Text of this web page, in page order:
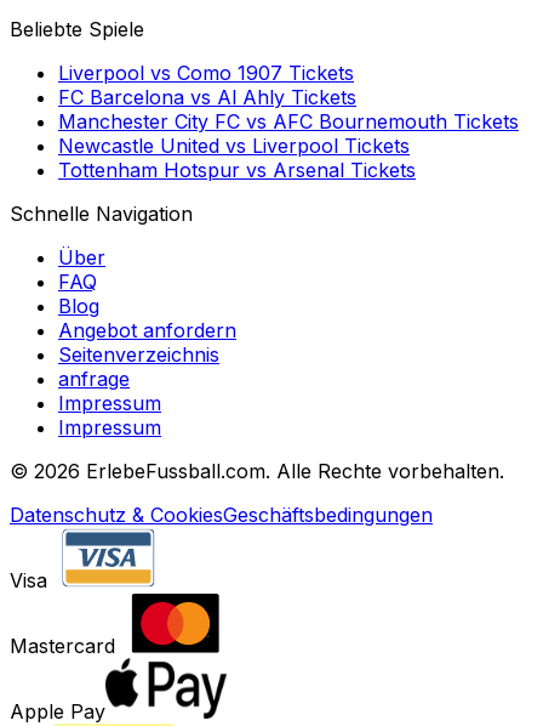
Beliebte Spiele
Liverpool vs Como 1907 Tickets
FC Barcelona vs Al Ahly Tickets
Manchester City FC vs AFC Bournemouth Tickets
Newcastle United vs Liverpool Tickets
Tottenham Hotspur vs Arsenal Tickets
Schnelle Navigation
Über
FAQ
Blog
Angebot anfordern
Seitenverzeichnis
anfrage
Impressum
Impressum
© 2026 ErlebeFussball.com. Alle Rechte vorbehalten.
Datenschutz & CookiesGeschäftsbedingungen
Visa
Mastercard
Apple Pay